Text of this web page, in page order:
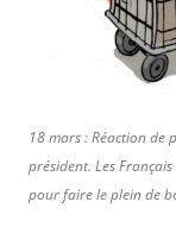
18 mars : Réaction de
président. Les
pour faire le plein de